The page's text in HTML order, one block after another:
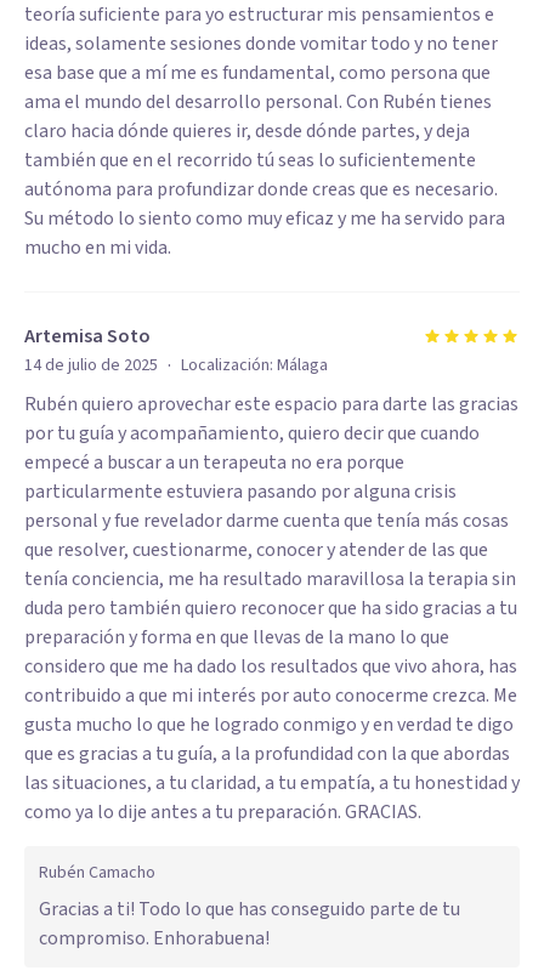
teoría suficiente para yo estructurar mis pensamientos e
ideas, solamente sesiones donde vomitar todo y no tener
esa base que a mí me es fundamental, como persona que
ama el mundo del desarrollo personal. Con Rubén tienes
claro hacia dónde quieres ir, desde dónde partes, y deja
también que en el recorrido tú seas lo suficientemente
autónoma para profundizar donde creas que es necesario.
Su método lo siento como muy eficaz y me ha servido para
mucho en mi vida.
Artemisa Soto
14 de julio de 2025 · Localización: Málaga
Rubén quiero aprovechar este espacio para darte las gracias
por tu guía y acompañamiento, quiero decir que cuando
empecé a buscar a un terapeuta no era porque
particularmente estuviera pasando por alguna crisis
personal y fue revelador darme cuenta que tenía más cosas
que resolver, cuestionarme, conocer y atender de las que
tenía conciencia, me ha resultado maravillosa la terapia sin
duda pero también quiero reconocer que ha sido gracias a tu
preparación y forma en que llevas de la mano lo que
considero que me ha dado los resultados que vivo ahora, has
contribuido a que mi interés por auto conocerme crezca. Me
gusta mucho lo que he logrado conmigo y en verdad te digo
que es gracias a tu guía, a la profundidad con la que abordas
las situaciones, a tu claridad, a tu empatía, a tu honestidad y
como ya lo dije antes a tu preparación. GRACIAS.
Rubén Camacho
Gracias a ti! Todo lo que has conseguido parte de tu
compromiso. Enhorabuena!